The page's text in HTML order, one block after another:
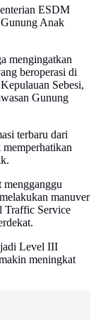
ESDM
Gunung Anak
mengingatkan
beroperasi di
Sebesi,
Gunung
terbaru dari
mengganggu
manuver
Traffic Service
Level III
meningkat